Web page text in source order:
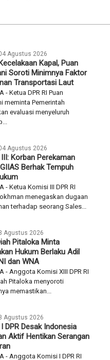
Agustus 2026
Kapal, Puan
Soroti Minimnya Faktor
Transportasi Laut
- Ketua DPR RI Puan
meminta Pemerintah
evaluasi menyeluruh
Agustus 2026
Korban Perekaman
Berhak Tempuh
- Ketua Komisi III DPR RI
menegaskan dugaan
terhadap seorang Sales...
Agustus 2026
Pitaloka Minta
Hukum Berlaku Adil
dan WNA
- Anggota Komisi XIII DPR RI
Pitaloka menyoroti
memastikan...
Agustus 2026
DPR Desak Indonesia
Aktif Hentikan Serangan
- Anggota Komisi I DPR RI